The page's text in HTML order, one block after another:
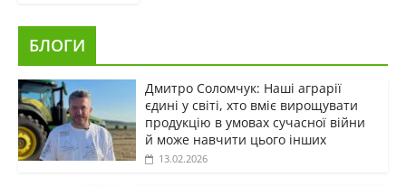
БЛОГИ
Дмитро Соломчук: Наші аграрії
єдині у світі, хто вміє вирощувати
продукцію в умовах сучасної війни
й може навчити цього інших
13.02.2026